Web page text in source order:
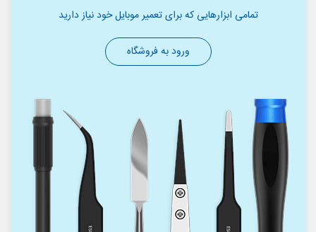
تمامی ابزارهایی که برای تعمیر موبایل خود نیاز دارید
ورود به فروشگاه